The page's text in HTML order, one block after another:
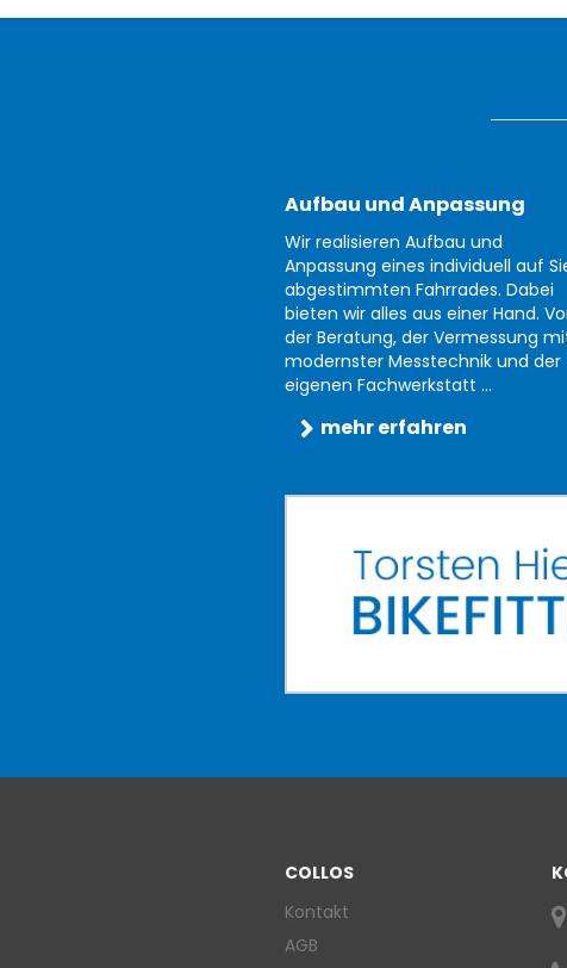
Aufbau und Anpassung
Wir realisieren Aufbau und
Anpassung eines individuell auf
abgestimmten Fahrrades. Dabei
bieten wir alles aus einer Hand.
der Beratung, der Vermessung
modernster Messtechnik und der
eigenen Fachwerkstatt ...
mehr erfahren
COLLOS
Kontakt
AGB